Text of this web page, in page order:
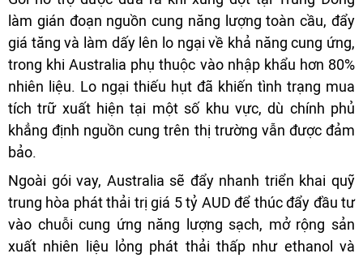
làm gián đoạn nguồn cung năng lượng toàn cầu, đẩy
giá tăng và làm dấy lên lo ngại về khả năng cung ứng,
trong khi Australia phụ thuộc vào nhập khẩu hơn 80%
nhiên liệu. Lo ngại thiếu hụt đã khiến tình trạng mua
tích trữ xuất hiện tại một số khu vực, dù chính phủ
khẳng định nguồn cung trên thị trường vẫn được đảm
bảo.
Ngoài gói vay, Australia sẽ đẩy nhanh triển khai quỹ
trung hòa phát thải trị giá 5 tỷ AUD để thúc đẩy đầu tư
vào chuỗi cung ứng năng lượng sạch, mở rộng sản
xuất nhiên liệu lỏng phát thải thấp như ethanol và